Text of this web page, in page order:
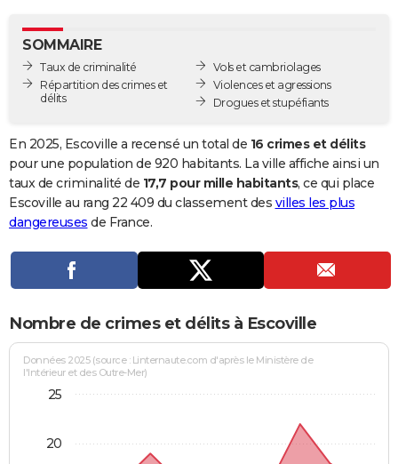
GUIDES D'ACHAT
BONS PLANS
Carte de Noël
Carte Bonne année
Carte Saint-Valentin
Carte Pâques
Carte d'anniversaire
DICTIONNAIRE
Dictionnaire
Biographies
Citations
Expressions
Proverbes
PROGRAMME TV
Se connecter
Entreprises
Service militaire
Avis de recherche
AVIS DE DÉCÈS
Bricolage
Lifestyle
Culture
Sport
Auto
Television
Voyage
Cinema
SOMMAIRE
Taux de criminalité
Répartition des crimes et
délits
Vols et cambriolages
Violences et agressions
Drogues et stupéfiants
En 2025, Escoville a recensé un total de 16 crimes et délits
pour une population de 920 habitants. La ville affiche ainsi un
taux de criminalité de 17,7 pour mille habitants, ce qui place
Escoville au rang 22 409 du classement des villes les plus
dangereuses de France.
Nombre de crimes et délits à Escoville
Données 2025 (source : Linternaute.com d'après le Ministère de
l'Intérieur et des Outre-Mer)
20
25